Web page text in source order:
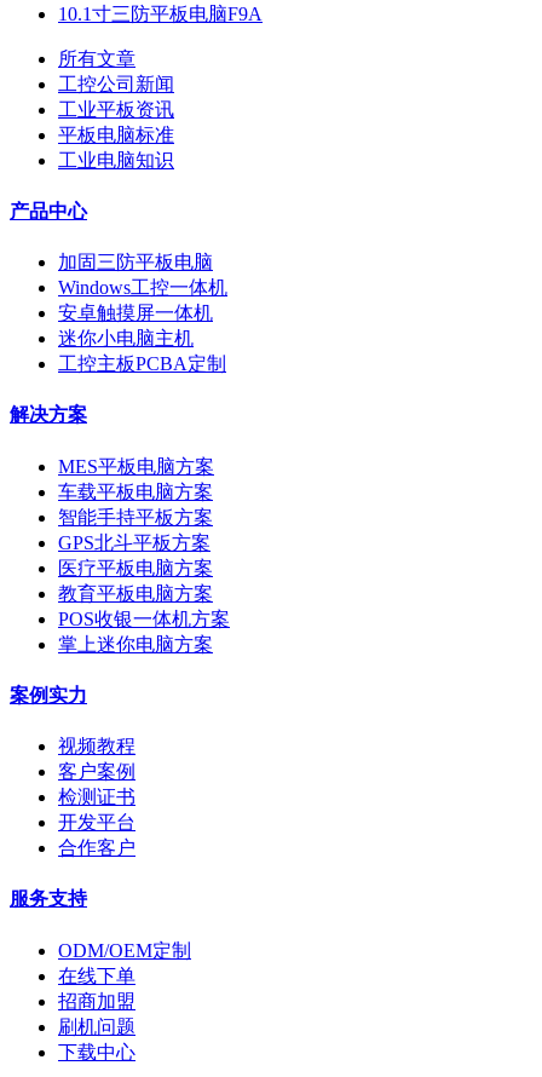
10.1寸三防平板电脑F9A
所有文章
工控公司新闻
工业平板资讯
平板电脑标准
工业电脑知识
产品中心
加固三防平板电脑
Windows工控一体机
安卓触摸屏一体机
迷你小电脑主机
工控主板PCBA定制
解决方案
MES平板电脑方案
车载平板电脑方案
智能手持平板方案
GPS北斗平板方案
医疗平板电脑方案
教育平板电脑方案
POS收银一体机方案
掌上迷你电脑方案
案例实力
视频教程
客户案例
检测证书
开发平台
合作客户
服务支持
ODM/OEM定制
在线下单
招商加盟
刷机问题
下载中心